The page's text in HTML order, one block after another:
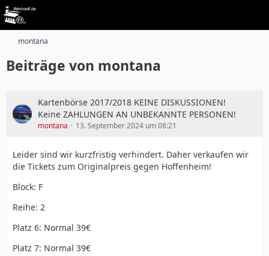
montana
Beiträge von montana
Kartenbörse 2017/2018 KEINE DISKUSSIONEN!
Keine ZAHLUNGEN AN UNBEKANNTE PERSONEN!
montana 13. September 2024 um 08:21
Leider sind wir kurzfristig verhindert. Daher verkaufen wir
die Tickets zum Originalpreis gegen Hoffenheim!
Block: F
Reihe: 2
Platz 6: Normal 39€
Platz 7: Normal 39€